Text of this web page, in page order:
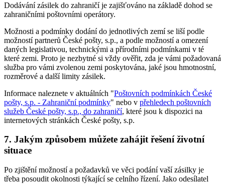
Dodávání zásilek do zahraničí je zajišťováno na základě dohod se
zahraničními poštovními operátory.
Možnosti a podmínky dodání do jednotlivých zemí se liší podle
možností partnerů České pošty, s.p., a podle možností a omezení
daných legislativou, technickými a přírodními podmínkami v té
které zemi. Proto je nezbytné si vždy ověřit, zda je vámi požadovaná
služba pro vámi zvolenou zemi poskytována, jaké jsou hmotnostní,
rozměrové a další limity zásilek.
Informace naleznete v aktuálních "Poštovních podmínkách České
pošty, s.p. - Zahraniční podmínky" nebo v přehledech poštovních
služeb České pošty, s.p., do zahraničí, které jsou k dispozici na
internetových stránkách České pošty, s.p.
7. Jakým způsobem můžete zahájit řešení životní
situace
Po zjištění možností a požadavků ve věci podání vaší zásilky je
třeba posoudit okolnosti týkající se celního řízení. Jako odesílatel